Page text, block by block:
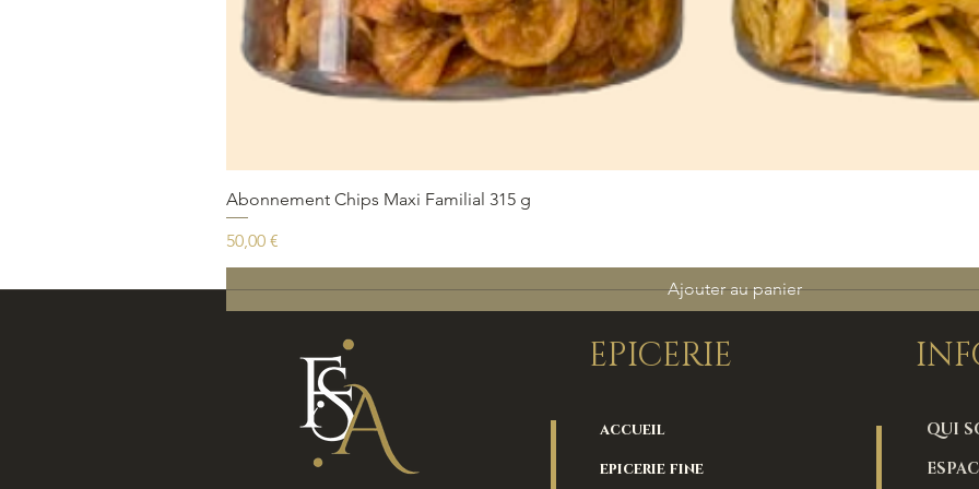
Abonnement Chips Maxi Familial 315 g
Prix
50,00 €
Ajouter au panier
EPICERIE
accueil
epicerie fine
QUI